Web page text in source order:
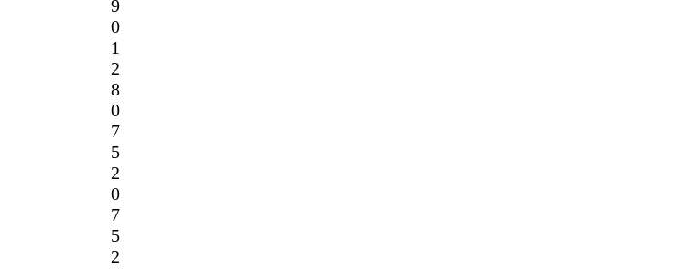
9
0
1
2
8
0
7
5
2
0
7
5
2